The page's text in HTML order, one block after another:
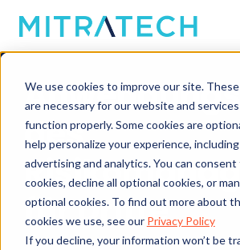
We use cookies to improve our site.
are necessary for our website and
function properly. Some cookies are
help personalize your experience, including
advertising and analytics. You can consent
cookies, decline all optional cookies, or
optional cookies. To find out more about
cookies we use, see our Privacy Policy
If you decline, your information won’t be
des
für Dritte